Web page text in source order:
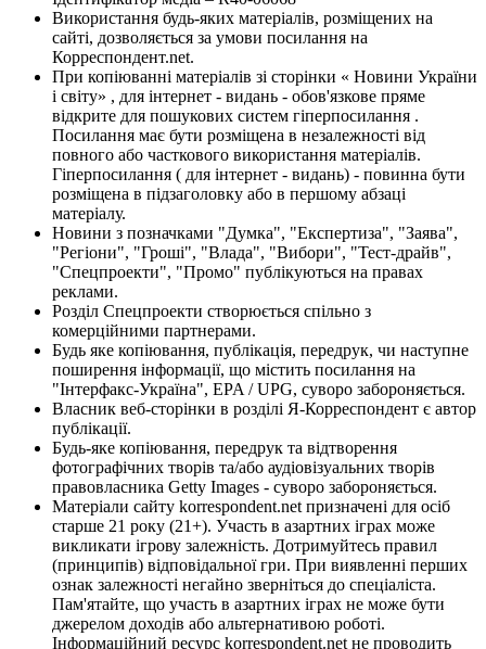
Використання будь-яких матеріалів, розміщених на
сайті, дозволяється за умови посилання на
Корреспондент.net.
При копіюванні матеріалів зі сторінки « Новини України
і світу» , для інтернет - видань - обов'язкове пряме
відкрите для пошукових систем гіперпосилання .
Посилання має бути розміщена в незалежності від
повного або часткового використання матеріалів.
Гіперпосилання ( для інтернет - видань) - повинна бути
розміщена в підзаголовку або в першому абзаці
матеріалу.
Новини з позначками "Думка", "Експертиза", "Заява",
"Регіони", "Гроші", "Влада", "Вибори", "Тест-драйв",
"Спецпроекти", "Промо" публікуються на правах
реклами.
Розділ Спецпроекти створюється спільно з
комерційними партнерами.
Будь яке копіювання, публікація, передрук, чи наступне
поширення інформації, що містить посилання на
"Інтерфакс-Україна", EPA / UPG, суворо забороняється.
Власник веб-сторінки в розділі Я-Корреспондент є автор
публікації.
Будь-яке копіювання, передрук та відтворення
фотографічних творів та/або аудіовізуальних творів
правовласника Getty Images - суворо забороняється.
Матеріали сайту korrespondent.net призначені для осіб
старше 21 року (21+). Участь в азартних іграх може
викликати ігрову залежність. Дотримуйтесь правил
(принципів) відповідальної гри. При виявленні перших
ознак залежності негайно зверніться до спеціаліста.
Пам'ятайте, що участь в азартних іграх не може бути
джерелом доходів або альтернативою роботі.
Інформаційний ресурс korrespondent.net не проводить